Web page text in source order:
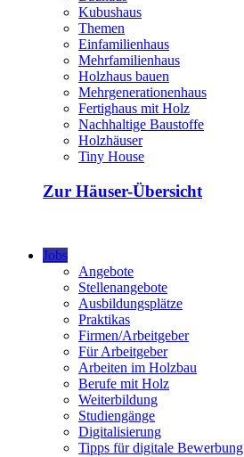
Kubushaus
Themen
Einfamilienhaus
Mehrfamilienhaus
Holzhaus bauen
Mehrgenerationenhaus
Fertighaus mit Holz
Nachhaltige Baustoffe
Holzhäuser
Tiny House
Zur Häuser-Übersicht
Jobs
Angebote
Stellenangebote
Ausbildungsplätze
Praktikas
Firmen/Arbeitgeber
Für Arbeitgeber
Arbeiten im Holzbau
Berufe mit Holz
Weiterbildung
Studiengänge
Digitalisierung
Tipps für digitale Bewerbung